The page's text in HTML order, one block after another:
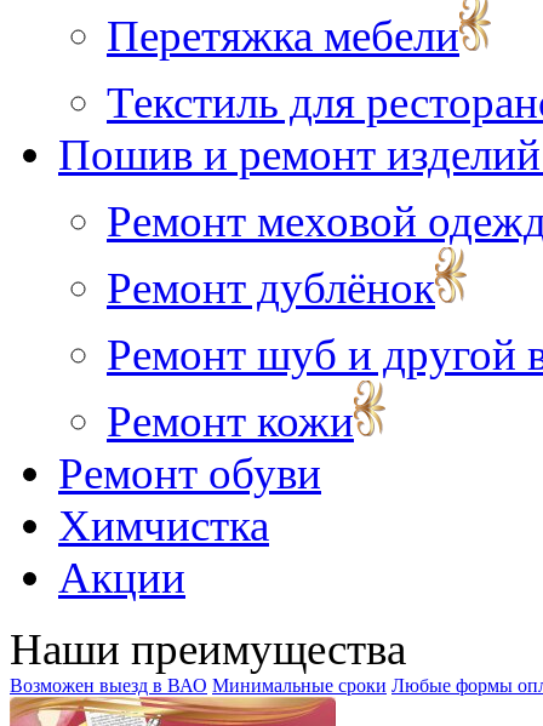
Перетяжка мебели
Текстиль для
Пошив и ремонт
Ремонт меховой
Ремонт дублёнок
Ремонт шуб и другой
Ремонт кожи
Ремонт обуви
Химчистка
Акции
Наши преимущества
Возможен выезд в ВАО Минимальные сроки Любые формы